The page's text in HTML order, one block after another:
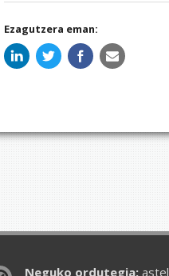
Ezagutzera eman:
Neguko ordutegia: